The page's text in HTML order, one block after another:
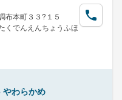
布本町３３?１５
くでんえんちょうふほ
やわらかめ